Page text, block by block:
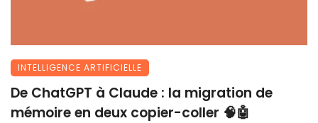
INTELLIGENCE ARTIFICIELLE
De ChatGPT à Claude : la migration de
mémoire en deux copier-coller 🧠🤖